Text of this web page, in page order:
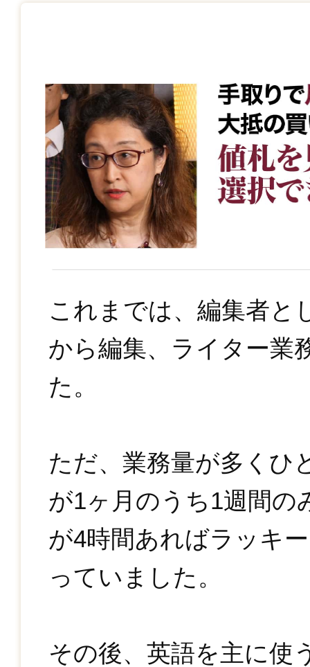
これまでは、編集者と
から編集、ライター業
た。
ただ、業務量が多くひ
が1ヶ月のうち1週間の
が4時間あればラッキ
っていました。
その後、英語を主に使